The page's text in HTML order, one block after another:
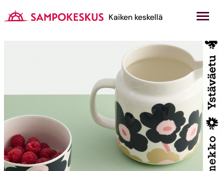
sisältöön
Kauppakeskus Sampokeskus
Kaiken keskellä